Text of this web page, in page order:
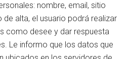
nombre, email, sitio
de alta, el usuario podrá realizar
como desee y dar respuesta
Le informo que los datos que